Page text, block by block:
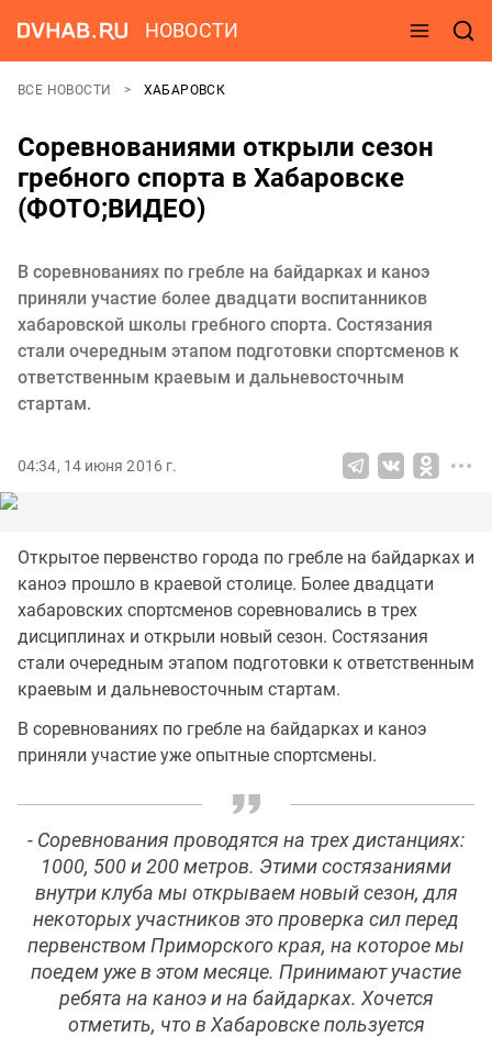
НОВОСТИ
ВСЕ НОВОСТИ ХАБАРОВСК
Соревнованиями открыли сезон
гребного спорта в Хабаровске
(ФОТО;ВИДЕО)
В соревнованиях по гребле на байдарках и каноэ
приняли участие более двадцати воспитанников
хабаровской школы гребного спорта. Состязания
стали очередным этапом подготовки спортсменов к
ответственным краевым и дальневосточным
стартам.
04:34, 14 июня 2016 г.
Открытое первенство города по гребле на байдарках и
каноэ прошло в краевой столице. Более двадцати
хабаровских спортсменов соревновались в трех
дисциплинах и открыли новый сезон. Состязания
стали очередным этапом подготовки к ответственным
краевым и дальневосточным стартам.
В соревнованиях по гребле на байдарках и каноэ
приняли участие уже опытные спортсмены.
- Соревнования проводятся на трех дистанциях:
1000, 500 и 200 метров. Этими состязаниями
внутри клуба мы открываем новый сезон, для
некоторых участников это проверка сил перед
первенством Приморского края, на которое мы
поедем уже в этом месяце. Принимают участие
ребята на каноэ и на байдарках. Хочется
отметить, что в Хабаровске пользуется